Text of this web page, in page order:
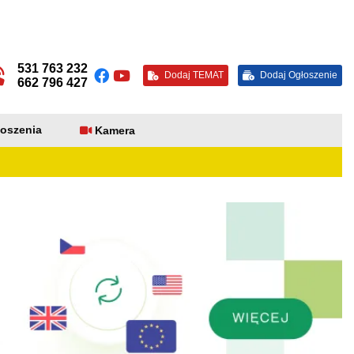
531 763 232
662 796 427
Dodaj TEMAT Dodaj Ogłoszenie
Kamera